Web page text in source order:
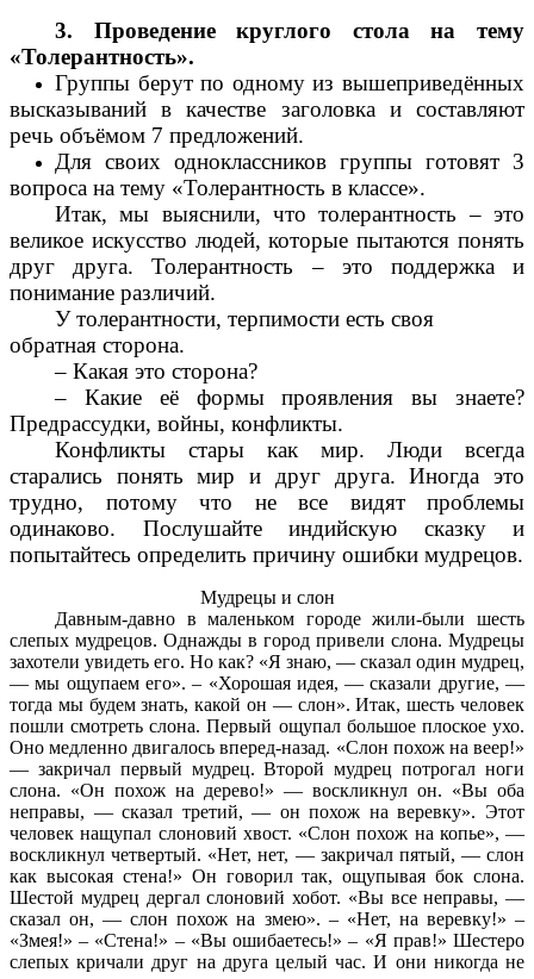
3. Проведение круглого стола на тему
«Толерантность».
Группы берут по одному из вышеприведённых
высказываний в качестве заголовка и составляют
речь объёмом 7 предложений.
Для своих одноклассников группы готовят 3
вопроса на тему «Толерантность в классе».
Итак, мы выяснили, что толерантность – это
великое искусство людей, которые пытаются понять
друг друга. Толерантность – это поддержка и
понимание различий.
У толерантности, терпимости есть своя
обратная сторона.
– Какая это сторона?
– Какие её формы проявления вы знаете?
Предрассудки, войны, конфликты.
Конфликты стары как мир. Люди всегда
старались понять мир и друг друга. Иногда это
трудно, потому что не все видят проблемы
одинаково. Послушайте индийскую сказку и
попытайтесь определить причину ошибки мудрецов.
Мудрецы и слон
Давным-давно в маленьком городе жили-были шесть
слепых мудрецов. Однажды в город привели слона. Мудрецы
захотели увидеть его. Но как? «Я знаю, — сказал один мудрец,
— мы ощупаем его». – «Хорошая идея, — сказали другие, —
тогда мы будем знать, какой он — слон». Итак, шесть человек
пошли смотреть слона. Первый ощупал большое плоское ухо.
Оно медленно двигалось вперед-назад. «Слон похож на веер!»
— закричал первый мудрец. Второй мудрец потрогал ноги
слона. «Он похож на дерево!» — воскликнул он. «Вы оба
неправы, — сказал третий, — он похож на веревку». Этот
человек нащупал слоновий хвост. «Слон похож на копье», —
воскликнул четвертый. «Нет, нет, — закричал пятый, — слон
как высокая стена!» Он говорил так, ощупывая бок слона.
Шестой мудрец дергал слоновий хобот. «Вы все неправы, —
сказал он, — слон похож на змею». – «Нет, на веревку!» –
«Змея!» – «Стена!» – «Вы ошибаетесь!» – «Я прав!» Шестеро
слепых кричали друг на друга целый час. И они никогда не